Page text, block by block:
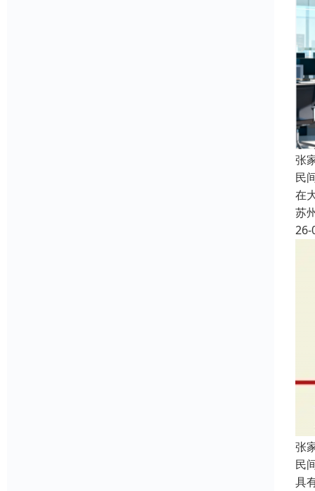
张
民
在
苏
26-
张
民
具